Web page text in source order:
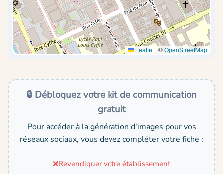
Leaflet | ©OpenStreetMap
🔒 Débloquez votre kit de communication
gratuit
Pour accéder à la génération d'images pour vos
réseaux sociaux, vous devez compléter votre fiche :
❌Revendiquer votre établissement